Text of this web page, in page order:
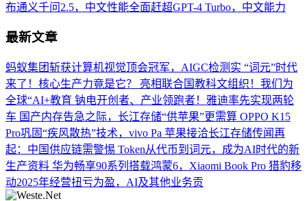
布通义千问2.5，中文性能全面赶超GPT-4 Turbo，中文能力
最新文章
蚂蚁集团斩获计算机视觉顶会冠军，AIGC检测实 “词元”时代
来了！核心生产力竟是它？
亮相联合国教科文组织！我们为
全球“AI+教育 钠电开创者、产业领跑者！雅迪率先实现两轮
车 国产内存告急之际，长江存储“供苹果”更需算 OPPO K15
Pro巩固“疾风散热”技术，vivo Pa 苹果接洽长江存储传闻再
起：中国供应链需警惕 Token从代币到词元，成为AI时代的新
生产资料 华为畅享90系列搭载鸿蒙6，Xiaomi Book Pro 猎豹移
动2025年经营扭亏为盈，AI及其他业务贡